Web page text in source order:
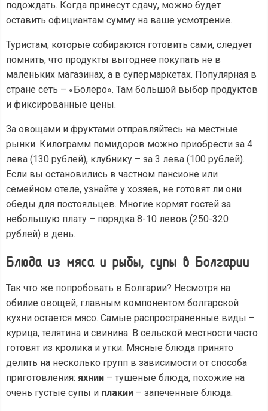
подождать. Когда принесут сдачу, можно будет
оставить официантам сумму на ваше усмотрение.
Туристам, которые собираются готовить сами, следует
помнить, что продукты выгоднее покупать не в
маленьких магазинах, а в супермаркетах. Популярная в
стране сеть – «Болеро». Там большой выбор продуктов
и фиксированные цены.
За овощами и фруктами отправляйтесь на местные
рынки. Килограмм помидоров можно приобрести за 4
лева (130 рублей), клубнику – за 3 лева (100 рублей).
Если вы остановились в частном пансионе или
семейном отеле, узнайте у хозяев, не готовят ли они
обеды для постояльцев. Многие кормят гостей за
небольшую плату – порядка 8-10 левов (250-320
рублей) в день.
Блюда из мяса и рыбы, супы в Болгарии
Так что же попробовать в Болгарии? Несмотря на
обилие овощей, главным компонентом болгарской
кухни остается мясо. Самые распространенные виды –
курица, телятина и свинина. В сельской местности часто
готовят из кролика и утки. Мясные блюда принято
делить на несколько групп в зависимости от способа
приготовления: яхнии – тушеные блюда, похожие на
очень густые супы и плакии – запеченные блюда.